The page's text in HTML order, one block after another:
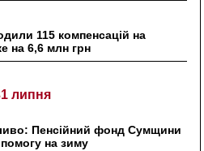
115 компенсацій на
на 6,6 млн грн
липня
Пенсійний фонд Сумщини
на зиму